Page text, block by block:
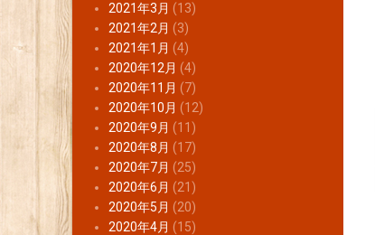
2021年3月 (13)
2021年2月 (3)
2021年1月 (4)
2020年12月 (4)
2020年11月 (7)
2020年10月 (12)
2020年9月 (11)
2020年8月 (17)
2020年7月 (25)
2020年6月 (21)
2020年5月 (20)
2020年4月 (15)